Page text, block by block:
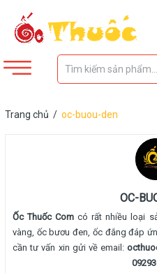
Trang chủ / oc-buou-den
OC-
Ốc Thuốc Com có rất nhiều loại
vàng, ốc bươu đen, ốc đắng đáp
cần tư vấn xin gửi về email: